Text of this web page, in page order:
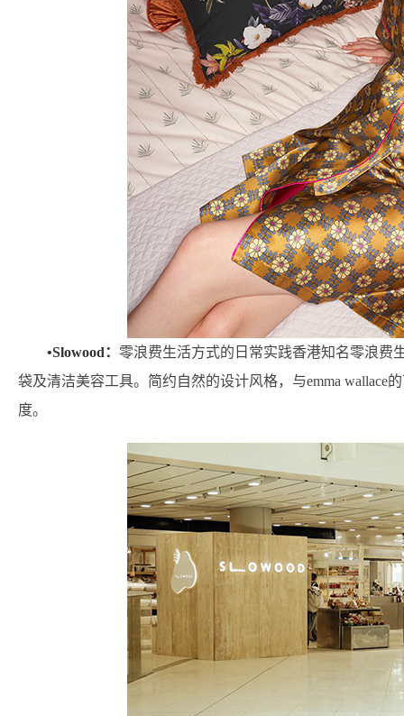
•Slowood： 零浪费生活方式的日常实践香港知名零浪费
袋及清洁美容工具。简约自然的设计风格，与emma
度。